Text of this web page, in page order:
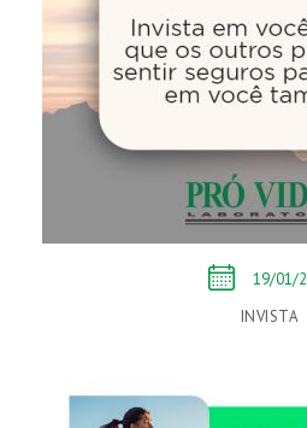
19/01/
INVISTA